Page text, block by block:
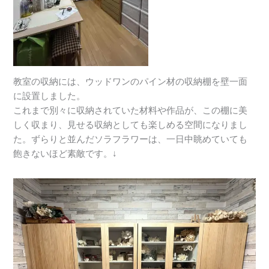
教室の収納には、ウッドワンのパイン材の収納棚を壁一面
に設置しました。
これまで別々に収納されていた材料や作品が、この棚に美
しく収まり、見せる収納としても楽しめる空間になりまし
た。ずらりと並んだソラフラワーは、一日中眺めていても
飽きないほど素敵です。↓